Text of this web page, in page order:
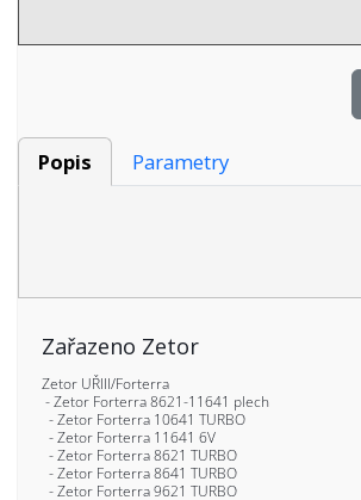
Popis Parametry
Zařazeno Zetor